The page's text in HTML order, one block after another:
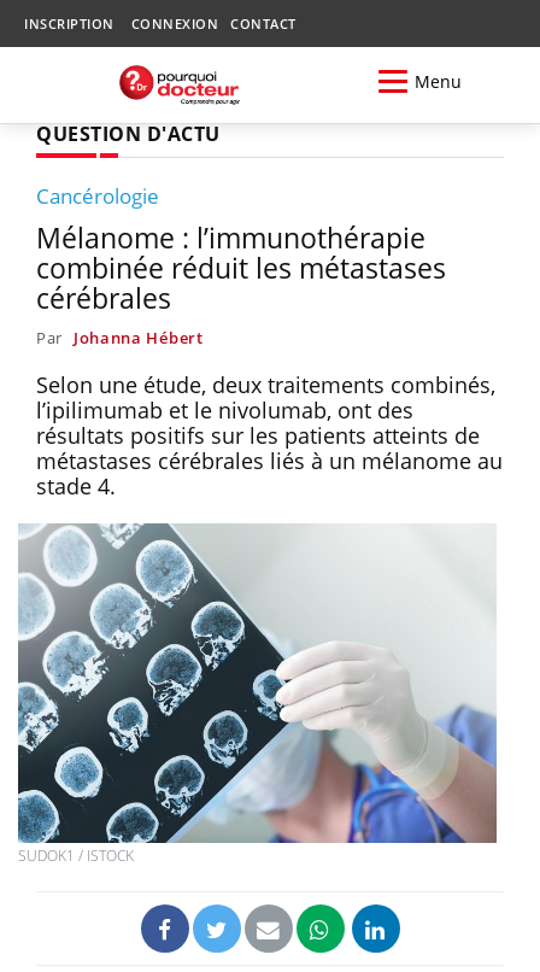
INSCRIPTION CONNEXION CONTACT
Menu
QUESTION D'ACTU
Cancérologie
Mélanome : l’immunothérapie
combinée réduit les métastases
cérébrales
Par Johanna Hébert
Selon une étude, deux traitements combinés,
l’ipilimumab et le nivolumab, ont des
résultats positifs sur les patients atteints de
métastases cérébrales liés à un mélanome au
stade 4.
SUDOK1 / ISTOCK